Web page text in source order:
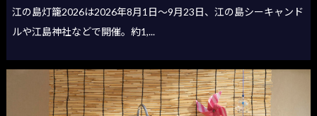
江の島灯籠2026は2026年8月1日〜9月23日、江の島シーキャンド
ルや江島神社などで開催。約1,...